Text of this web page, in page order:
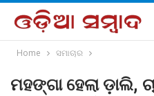
Home ସମାଚାର
ମହଙ୍ଗା ହେଲା ଡ଼ାଲି,